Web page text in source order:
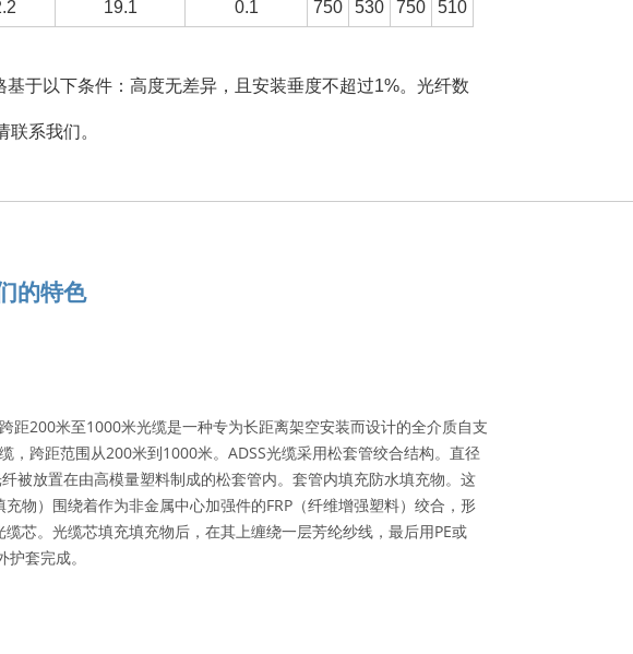
19.1 0.1 750 530 750 510
于以下条件：高度无差异，且安装垂度不超过1%。光纤数
系我们。
的特色
距200米至1000米光缆是一种专为长距离架空安装而设计的全介质自支
，跨距范围从200米到1000米。ADSS光缆采用松套管绞合结构。直径
被放置在由高模量塑料制成的松套管内。套管内填充防水填充物。这
充物）围绕着作为非金属中心加强件的FRP（纤维增强塑料）绞合，形
缆芯。光缆芯填充填充物后，在其上缠绕一层芳纶纱线，最后用PE或
套完成。